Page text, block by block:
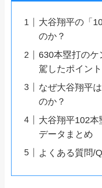
大谷翔平の「
のか？
630本塁打のケ
駕したポイン
なぜ大谷翔平
のか？
大谷翔平102
データまとめ
よくある質問/